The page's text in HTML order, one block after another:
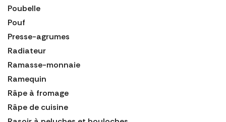
Poubelle
Pouf
Presse-agrumes
Radiateur
Ramasse-monnaie
Ramequin
Râpe à fromage
Râpe de cuisine